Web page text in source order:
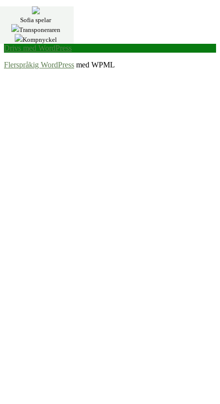
Sofia spelar
Transponeraren
Kompnyckel
Drivs med WordPress
Flerspråkig WordPress med WPML